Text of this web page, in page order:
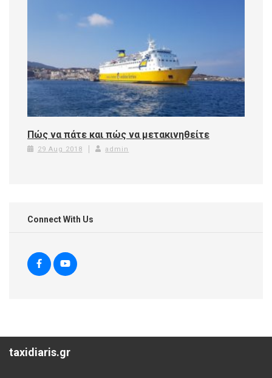
Πώς να πάτε και πώς να μετακινηθείτε
29 Aug 2018 admin
Connect With Us
taxidiaris.gr